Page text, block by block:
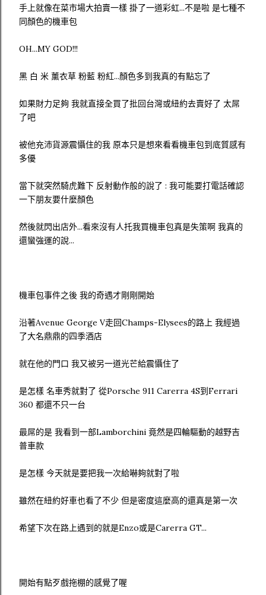
手上就像在菜市場大拍賣一樣 掛了一道彩虹...不是啦 是七種不
同顏色的機車包
OH...MY GOD!!!
黑 白 米 薰衣草 粉藍 粉紅...顏色多到我真的有點忘了
如果財力足夠 我就直接全買了批回台灣或紐約去賣好了 太屌
了吧
被他充沛貨源震懾住的我 原本只是想來看看機車包到底質感有
多優
當下就突然騎虎難下 反射動作般的說了 : 我可能要打電話確認
一下朋友要什麼顏色
然後就閃出店外...看來沒有人托我買機車包真是失策啊 我真的
還蠻強運的說...
機車包事件之後 我的奇遇才剛剛開始
沿著Avenue George V走回Champs-Elysees的路上 我經過
了大名鼎鼎的四季酒店
就在他的門口 我又被另一道光芒給震懾住了
是怎樣 名車秀就對了 從Porsche 911 Carerra 4S到Ferrari
360 都還不只一台
最屌的是 我看到一部Lamborchini 竟然是四輪驅動的越野吉
普車款
是怎樣 今天就是要把我一次給嚇夠就對了啦
雖然在紐約好車也看了不少 但是密度這麼高的還真是第一次
希望下次在路上遇到的就是Enzo或是Carerra GT...
開始有點歹戲拖棚的感覺了喔